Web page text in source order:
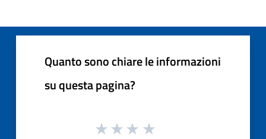
Quanto sono chiare le informazioni
su questa pagina?